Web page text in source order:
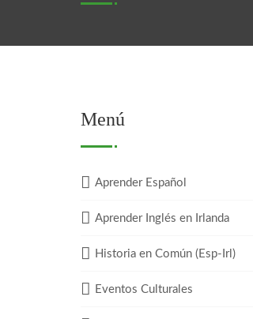
Menú
Aprender Español
Aprender Inglés en Irlanda
Historia en Común (Esp-Irl)
Eventos Culturales